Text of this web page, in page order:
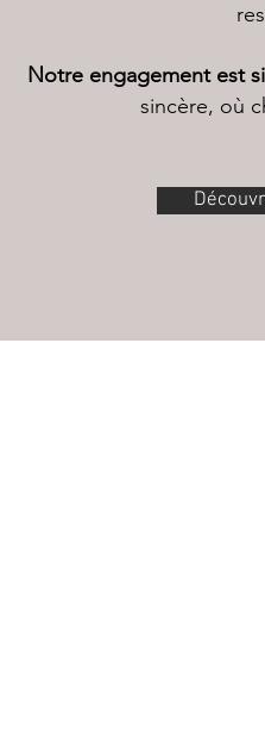
Notre engagement est
sincère, où